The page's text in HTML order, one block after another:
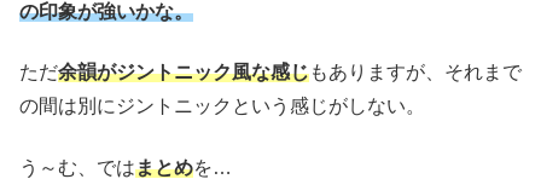
の印象が強いかな。
ただ余韻がジントニック風な感じもありますが、それまで
の間は別にジントニックという感じがしない。
う～む、ではまとめを…